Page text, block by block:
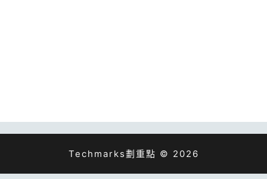
Techmarks劃重點 © 2026